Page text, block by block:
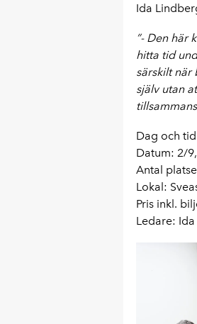
Ida
”- Den här
hitta tid
särskilt när
själv utan
Dag och
Datum: 2/
Antal
Lokal:
Pris inkl.
Ledare: